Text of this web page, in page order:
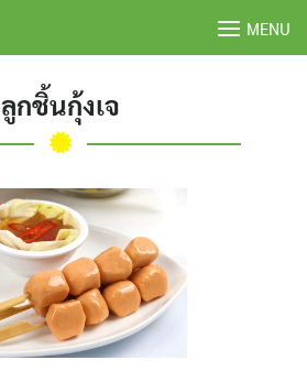
MENU
ลูกชิ้นกุ้งเจ